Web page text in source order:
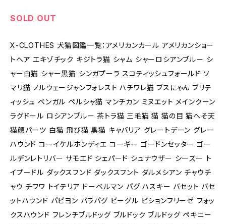
SOLD OUT
X-CLOTHES 犬猫図鑑一覧：アメリカンカール アメリカンショー
トヘア エキゾチック キジトラ猫 シャム シャーロシアンブルー シ
ャー白猫 シャー黒猫 シンガプーラ スコティッシュフォールド ソ
マリ猫 ノルウェージャンフォレスト ハチワレ猫 ブスにゃん ブリテ
ィッシュ ベンガル ペルシャ猫 マンチカン ミヌエット メインクーン
ラグドール ロシアンブルー 茶トラ猫 三毛猫 猫 猫の目 猫へそ天
猫顔パーツ 白猫 飛び猫 黒猫 キャバリア グレートデーン グレー
ハウンド コーイケルホンディエ コーギー ゴードンセッター ゴー
ルデンレトリバー サモエド シェパード シュナウザー シーズー ト
イプードル ダックスフンド ダックスフント ダルメシアン チャウチ
ャウ チワワ トイテリア ドーベルマン パグ ハスキー バセット バセ
ットハウンド パピヨン バラパグ ビーグル ビションフリーゼ フォッ
クスハウンド フレンチブルドッグ ブルドック ブルドッグ ペキニー